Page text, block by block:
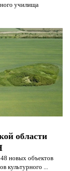
училища
области
новых объектов
культурного ...